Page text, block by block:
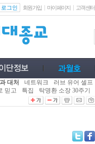
로그인 회원가입 마이페이지 고객센터
대처 네트워크 러브 유어 셀프
믿고 특집 탁명환 소장 30주기